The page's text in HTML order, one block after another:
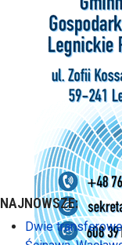
NAJNOWSZE:
Dwie